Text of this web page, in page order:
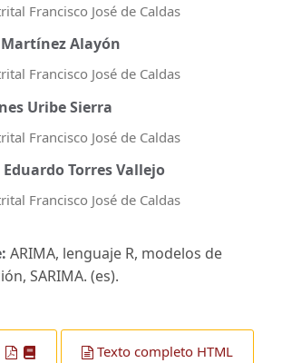
Francisco José de Caldas
Alayón
Francisco José de Caldas
Uribe Sierra
Francisco José de Caldas
Torres Vallejo
Francisco José de Caldas
ARIMA, lenguaje R, modelos de
SARIMA. (es).
Texto completo HTML